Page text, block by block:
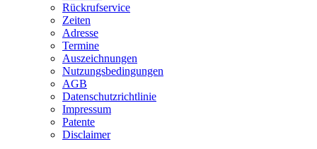
Rückrufservice
Zeiten
Adresse
Termine
Auszeichnungen
Nutzungsbedingungen
AGB
Datenschutzrichtlinie
Impressum
Patente
Disclaimer